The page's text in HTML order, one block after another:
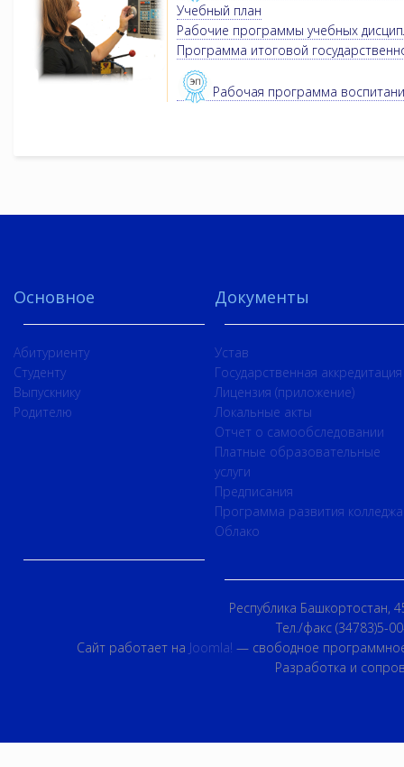
Учебный план
Рабочие программы учебных
Программа итоговой
Рабочая программа
Основное
Абитуриенту
Студенту
Выпускнику
Родителю
Документы
Устав
Государственная аккредитация
Лицензия (приложение)
Локальные акты
Отчет о самообследовании
Платные образовательные
услуги
Предписания
Программа развития колледжа
Облако
Республика Башкортостан,
Тел./факс (34783)5-
Сайт работает на Joomla! — свободное
Разработка и